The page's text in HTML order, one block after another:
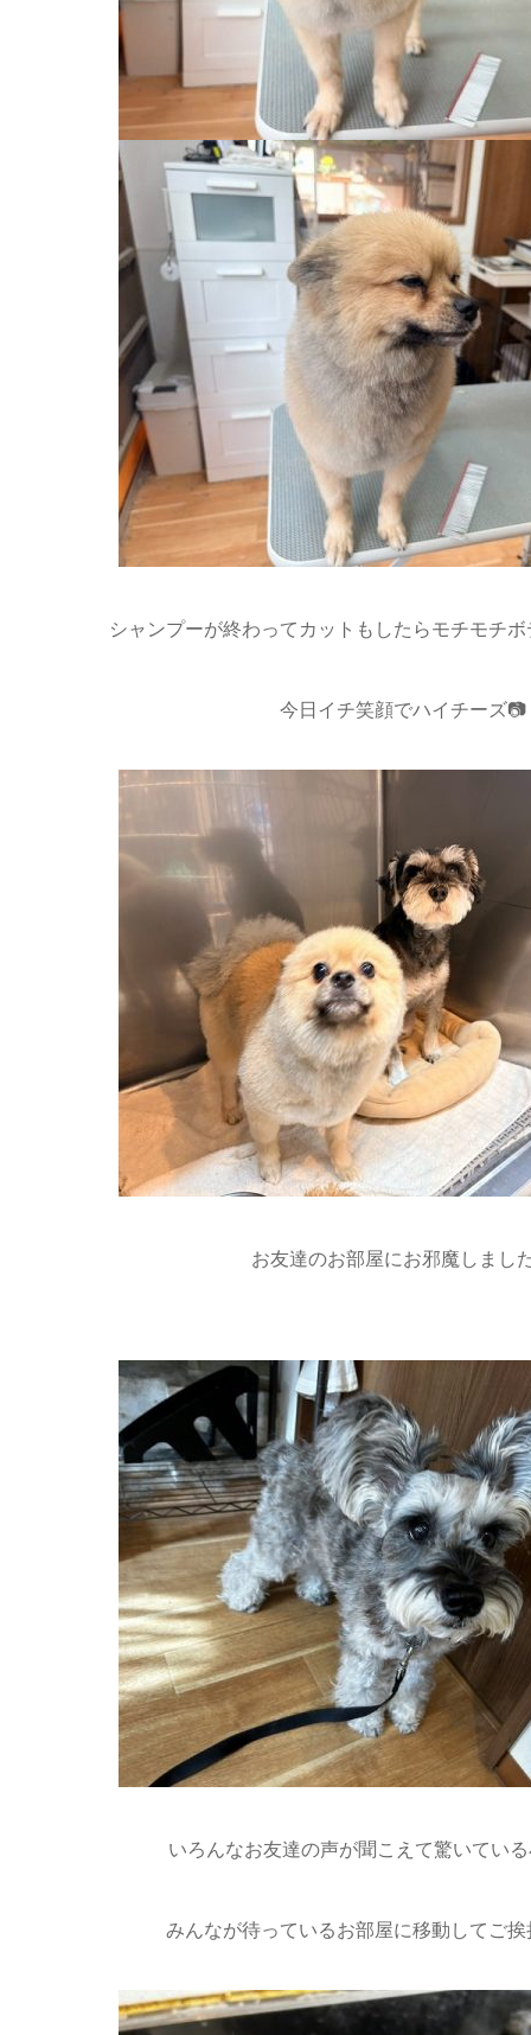
シャンプーが終わってカットもしたらモチモチ
今日イチ笑顔でハイチーズ📷
お友達のお部屋にお邪魔しまし
いろんなお友達の声が聞こえて驚いてい
みんなが待っているお部屋に移動してご